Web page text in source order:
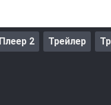
Плеер 2 Трейлер